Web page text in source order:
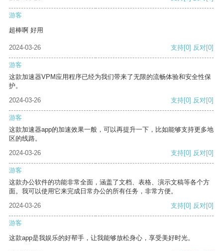
游客
超棒啊 好用
2024-03-26 支持[0] 反对[0]
游客
这款加速器VPM应用程序已经为我们带来了无限的流畅体验和安全性保
护。
2024-03-26
支持[0] 反对[0]
游客
这款加速器app的加速效果一般，可以再提升一下，比如能够支持更多地
区的线路。
2024-03-26
支持[0] 反对[0]
游客
这款办公软件的功能非常全面，涵盖了文档、表格、演示文稿等各个方
面。我可以使用它来完成日常办公的所有任务，非常方便。
2024-03-26
支持[0] 反对[0]
游客
这款app是我娱乐的好帮手，让我能够放松身心，享受美好时光。